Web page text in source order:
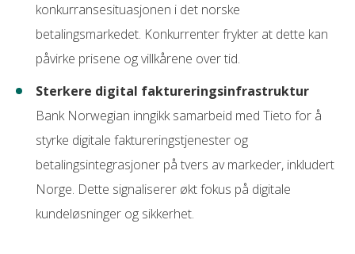
konkurransesituasjonen i det norske
betalingsmarkedet. Konkurrenter frykter at dette kan
påvirke prisene og villkårene over tid.
Sterkere digital faktureringsinfrastruktur
Bank Norwegian inngikk samarbeid med Tieto for å
styrke digitale faktureringstjenester og
betalingsintegrasjoner på tvers av markeder, inkludert
Norge. Dette signaliserer økt fokus på digitale
kundeløsninger og sikkerhet.